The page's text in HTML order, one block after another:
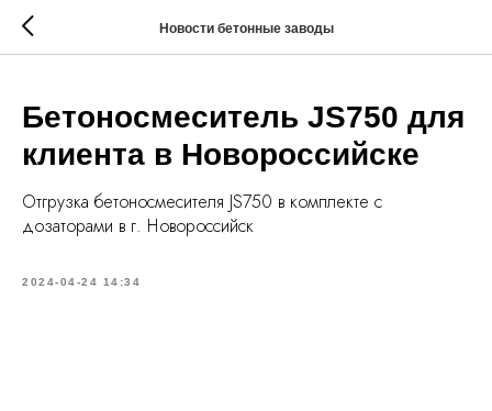
Новости бетонные заводы
Бетоносмеситель JS750 для
клиента в Новороссийске
Отгрузка бетоносмесителя JS750 в комплекте с
дозаторами в г. Новороссийск
2024-04-24 14:34